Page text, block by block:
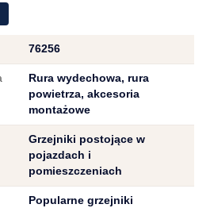
76256
Rura wydechowa, rura
powietrza, akcesoria
montażowe
Grzejniki postojące w
pojazdach i
pomieszczeniach
Popularne grzejniki